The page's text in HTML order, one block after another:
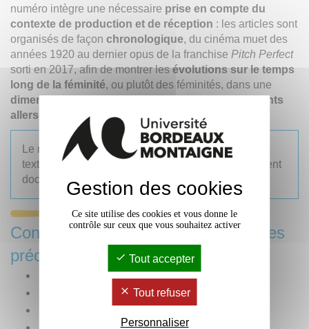
numéro intègre une nécessaire prise en compte du
contexte de production et de réception : les articles sont
organisés de façon chronologique, du cinéma muet des
années 1920 au dernier opus de la franchise Pitch Perfect
sorti en 2017, afin de montrer lesévolutions sur le temps
long de la féminité, ou plutôt des féminités, dans une
dimension transatlantique qui reprend les constants
allers-retours de la pensée féministe.
Le numéro comporte également la traduction d'un
texte sur Judy Garland écrit par
, récent
docteur honoris causa de notre université.
Consulter les publications des années
précédentes
Année 2025
Année 2023
Gestion des cookies
Ce site utilise des cookies et vous donne le
contrôle sur ceux que vous souhaitez activer
Tout accepter
Tout refuser
Personnaliser